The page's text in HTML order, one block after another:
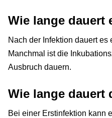
Wie lange dauert
Nach der Infektion dauert es
Manchmal ist die
Ausbruch dauern.
Wie lange dauert
Bei einer Erstinfektion kann